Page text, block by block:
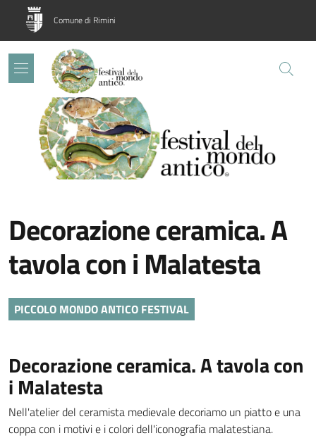
Salta al contenuto principale
Skip to footer content
Comune di Rimini
Decorazione ceramica. A
tavola con i Malatesta
PICCOLO MONDO ANTICO FESTIVAL
Decorazione ceramica. A tavola con
i Malatesta
Nell'atelier del ceramista medievale decoriamo un piatto e una
coppa con i motivi e i colori dell'iconografia malatestiana.